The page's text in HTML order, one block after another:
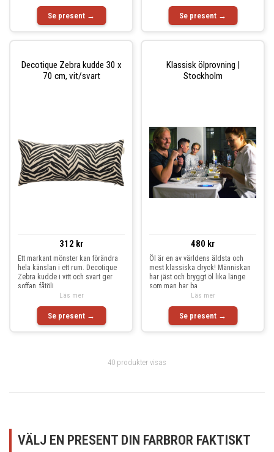
Se present → Se present →
Decotique Zebra kudde 30 x
70 cm, vit/svart
312 kr
Ett markant mönster kan förändra
hela känslan i ett rum. Decotique
Zebra kudde i vitt och svart ger
soffan, fåtölj
Se present →
Läs mer
Klassisk ölprovning |
Stockholm
480 kr
Öl är en av världens äldsta och
mest klassiska dryck! Människan
har jäst och bryggt öl lika länge
som man har ba
Se present →
Läs mer
40 produkter visas
VÄLJ EN PRESENT DIN FARBROR FAKTISKT